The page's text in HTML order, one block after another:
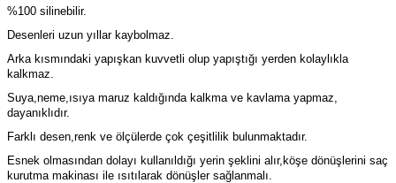
%100 silinebilir.
Desenleri uzun yıllar kaybolmaz.
Arka kısmındaki yapışkan kuvvetli olup yapıştığı yerden kolaylıkla
kalkmaz.
Suya,neme,ısıya maruz kaldığında kalkma ve kavlama yapmaz,
dayanıklıdır.
Farklı desen,renk ve ölçülerde çok çeşitlilik bulunmaktadır.
Esnek olmasından dolayı kullanıldığı yerin şeklini alır,köşe dönüşlerini saç
kurutma makinası ile ısıtılarak dönüşler sağlanmalı.